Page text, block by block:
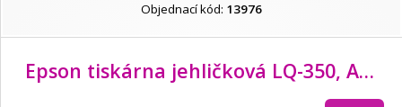
Objednací kód: 13976
Epson tiskárna jehličková LQ-350, A4, 24 jehel, 347 zn/